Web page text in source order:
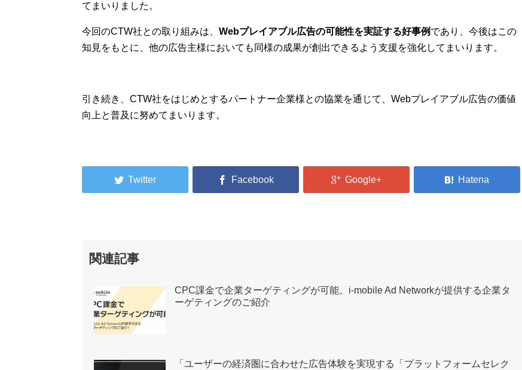
てまいりました。
今回のCTW社との取り組みは、 Webプレイアブル広告の可能性を実証する好事例 であり、今後はこの
知見をもとに、他の広告主様においても同様の成果が創出できるよう支援を強化してまいります。
引き続き、CTW社をはじめとするパートナー企業様との協業を通じて、Webプレイアブル広告の価値
向上と普及に努めてまいります。
関連記事
CPC課金で企業ターゲティングが可能。i-mobile Ad Networkが提供する企業タ
ーゲティングのご紹介
「ユーザーの経済圏に合わせた広告体験を実現する「プラットフォームセレク